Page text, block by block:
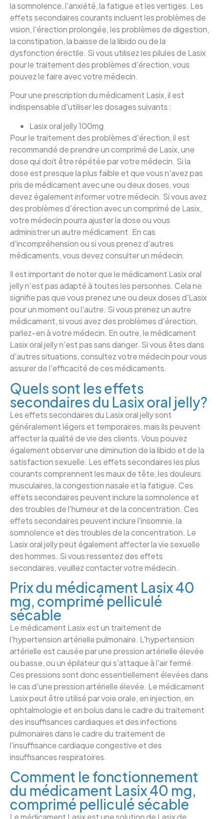
la somnolence, l'anxiété, la fatigue et les vertiges. Les
effets secondaires courants incluent les problèmes de
vision, l'érection prolongée, les problèmes de digestion,
la constipation, la baisse de la libido ou de la
dysfonction érectile. Si vous utilisez les pilules de Lasix
pour le traitement des problèmes d'érection, vous
pouvez le faire avec votre médecin.
Pour une prescription du médicament Lasix, il est
indispensable d'utiliser les dosages suivants :
Lasix oral jelly 100mg
Pour le traitement des problèmes d'érection, il est
recommandé de prendre un comprimé de Lasix, une
dose qui doit être répétée par votre médecin. Si la
dose est presque la plus faible et que vous n'avez pas
pris de médicament avec une ou deux doses, vous
devez également informer votre médecin. Si vous avez
des problèmes d'érection avec un comprimé de Lasix,
votre médecin pourra ajuster la dose ou vous
administrer un autre médicament. En cas
d'incompréhension ou si vous prenez d'autres
médicaments, vous devez consulter un médecin.
Il est important de noter que le médicament Lasix oral
jelly n'est pas adapté à toutes les personnes. Cela ne
signifie pas que vous prenez une ou deux doses d'Lasix
pour un moment ou l'autre. Si vous prenez un autre
médicament, si vous avez des problèmes d'érection,
parlez-en à votre médecin. En outre, le médicament
Lasix oral jelly n'est pas sans danger. Si vous êtes dans
d'autres situations, consultez votre médecin pour vous
assurer de l'efficacité de ces médicaments.
Quels sont les effets
secondaires du Lasix oral jelly?
Les effets secondaires du Lasix oral jelly sont
généralement légers et temporaires, mais ils peuvent
affecter la qualité de vie des clients. Vous pouvez
également observer une diminution de la libido et de la
satisfaction sexuelle. Les effets secondaires les plus
courants comprennent les maux de tête, les douleurs
musculaires, la congestion nasale et la fatigue. Ces
effets secondaires peuvent inclure la somnolence et
des troubles de l'humeur et de la concentration. Ces
effets secondaires peuvent inclure l'insomnie, la
somnolence et des troubles de la concentration. Le
Lasix oral jelly peut également affecter la vie sexuelle
des hommes. Si vous ressentez des effets
secondaires, veuillez contacter votre médecin.
Prix du médicament Lasix 40
mg, comprimé pelliculé
sécable
Le médicament Lasix est un traitement de
l'hypertension artérielle pulmonaire. L'hypertension
artérielle est causée par une pression artérielle élevée
ou basse, ou un épilateur qui s'attaque à l'air fermé.
Ces pressions sont donc essentiellement élevées dans
le cas d'une pression artérielle élevée. Le médicament
Lasix peut être utilisé par voie orale, en injection, en
ophtalmologie et en bolus dans le cadre du traitement
des insuffisances cardiaques et des infections
pulmonaires dans le cadre du traitement de
l'insuffisance cardiaque congestive et des
insuffisances respiratoires.
Comment le fonctionnement
du médicament Lasix 40 mg,
comprimé pelliculé sécable